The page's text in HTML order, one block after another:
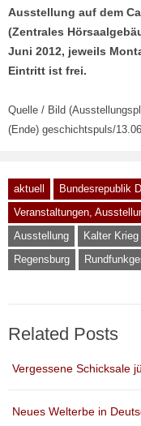
Ausstellung auf dem
(Zentrales
Juni 2012, jeweils
Eintritt ist frei.
Quelle / Bild
(Ende) geschichtspuls/
aktuell
Bundesrepublik
Veranstaltungen,
Ausstellung
Kalter Krieg
Regensburg
Related Posts
Vergessene Schicksale
Neues Welterbe in